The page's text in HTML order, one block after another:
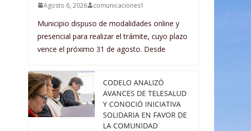
Agosto 6, 2026 comunicaciones1
Municipio dispuso de modalidades online y
presencial para realizar el trámite, cuyo plazo
vence el próximo 31 de agosto. Desde
CODELO ANALIZÓ
AVANCES DE TELESALUD
Y CONOCIÓ INICIATIVA
SOLIDARIA EN FAVOR DE
LA COMUNIDAD